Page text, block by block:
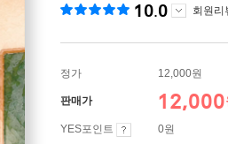
10.0 회원리
정가 12,000원
판매가 12,000
YES포인트
0원